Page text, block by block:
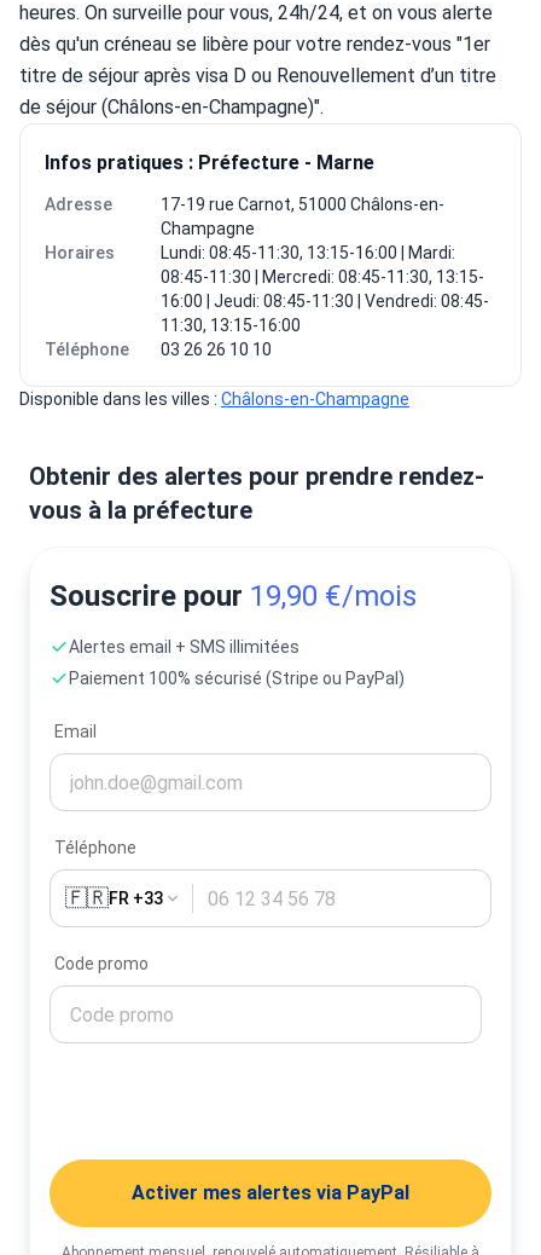
heures. On surveille pour vous, 24h/24, et on vous alerte
dès qu'un créneau se libère pour votre rendez-vous "1er
titre de séjour après visa D ou Renouvellement d’un titre
de séjour (Châlons-en-Champagne)".
Infos pratiques : Préfecture - Marne
Adresse
17-19 rue Carnot, 51000 Châlons-en-
Champagne
Horaires
Lundi: 08:45-11:30, 13:15-16:00 | Mardi:
08:45-11:30 | Mercredi: 08:45-11:30, 13:15-
16:00 | Jeudi: 08:45-11:30 | Vendredi: 08:45-
11:30, 13:15-16:00
Téléphone
03 26 26 10 10
Disponible dans les villes : Châlons-en-Champagne
Obtenir des alertes pour prendre rendez-
vous à la préfecture
Souscrire pour 19,90 €/mois
Alertes email + SMS illimitées
Paiement 100% sécurisé (Stripe ou PayPal)
Email
Téléphone
🇫🇷FR +33
Code promo
Activer mes alertes via PayPal